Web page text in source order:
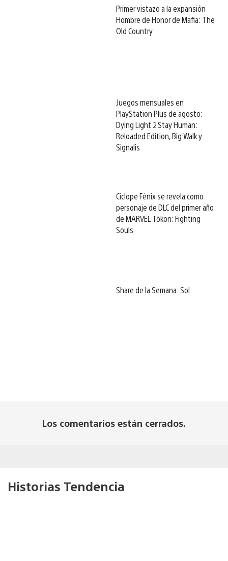
Primer vistazo a la expansión
Hombre de Honor de Mafia: The
Old Country
Juegos mensuales en
PlayStation Plus de agosto:
Dying Light 2 Stay Human:
Reloaded Edition, Big Walk y
Signalis
Cíclope Fénix se revela como
personaje de DLC del primer año
de MARVEL Tōkon: Fighting
Souls
Share de la Semana: Sol
Los comentarios están cerrados.
Historias Tendencia